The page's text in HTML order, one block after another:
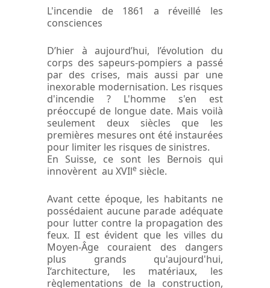
L'incendie de 1861 a réveillé les
consciences
D’hier à aujourd’hui, l’évolution du
corps des sapeurs-pompiers a passé
par des crises, mais aussi par une
inexorable modernisation. Les risques
d'incendie ? L'homme s'en est
préoccupé de longue date. Mais voilà
seulement deux siècles que les
premières mesures ont été instaurées
pour limiter les risques de sinistres.
En Suisse, ce sont les Bernois qui
innovèrent au XVIle siècle.
Avant cette époque, les habitants ne
possédaient aucune parade adéquate
pour lutter contre la propagation des
feux. II est évident que les villes du
Moyen-Âge couraient des dangers
plus grands qu'aujourd'hui,
I‘architecture, les matériaux, les
règlementations de la construction,